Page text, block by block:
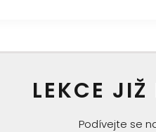
LEKCE JIŽ
Podívejte se